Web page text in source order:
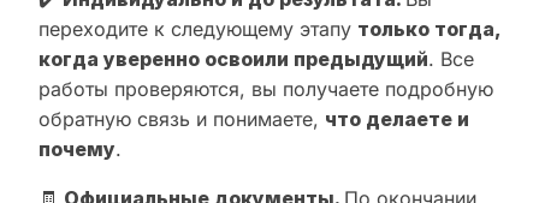
переходите к следующему этапу только тогда,
когда уверенно освоили предыдущий. Все
работы проверяются, вы получаете подробную
обратную связь и понимаете, что делаете и
почему.
🧾 Официальные документы. По окончании